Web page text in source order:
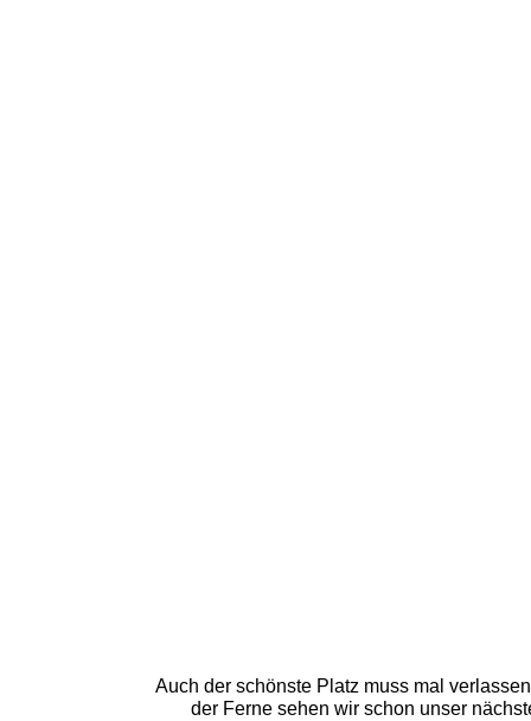
Auch der schönste Platz muss mal
der Ferne sehen wir schon unser